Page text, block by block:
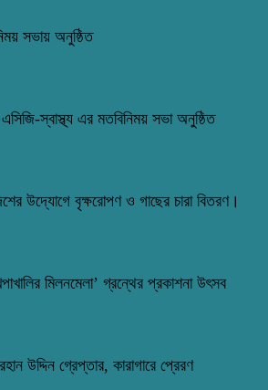
সভায় অনুষ্ঠিত
স্বাস্থ্য এর মতবিনিময় সভা অনুষ্ঠিত
উদ্যোগে বৃক্ষরোপণ ও গাছের চারা বিতরণ।
মিলনমেলা’ গ্রন্থের প্রকাশনা উৎসব
উদ্দিন গ্রেপ্তার, কারাগারে প্রেরণ